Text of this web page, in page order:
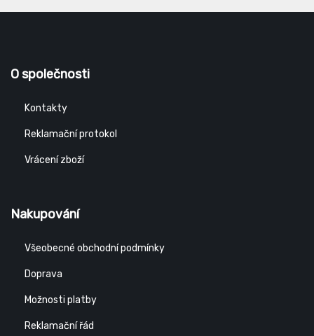
O společnosti
Kontakty
Reklamační protokol
Vrácení zboží
Nakupování
Všeobecné obchodní podmínky
Doprava
Možnosti platby
Reklamační řád